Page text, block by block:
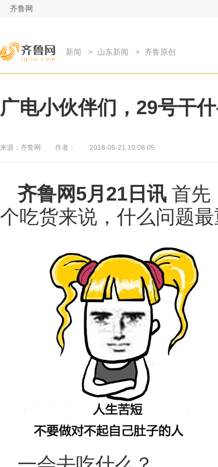
齐鲁网
新闻 > 山东新闻 > 齐鲁原创
广电小伙伴们，29号干
来源： 齐鲁网 作者： 2018-05-21 10:08:05
齐鲁网5月21日讯 首先
个吃货来说，什么问题